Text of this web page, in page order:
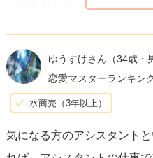
いつもがんばっている先輩
様の良い面をたくさん見せ
とですね。
声をかけてみるんです。「
ゆうすけさん （34歳・
恋愛マスターランキン
水商売（3年以上）
気になる方のアシスタント